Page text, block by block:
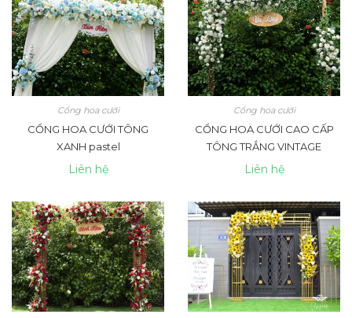
Cổng hoa cưới
CỔNG HOA CƯỚI TÔNG
XANH pastel
Liên hệ
Cổng hoa cưới
CỔNG HOA CƯỚI CAO CẤP
TÔNG TRẮNG VINTAGE
Liên hệ